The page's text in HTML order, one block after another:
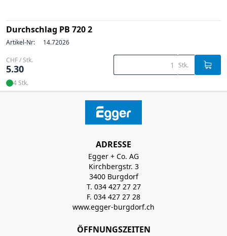
Durchschlag PB 720 2
Artikel-Nr: 14.72026
CHF / Stk.
5.30 Stk.
4 Stk.
ADRESSE
Egger + Co. AG
Kirchbergstr. 3
3400 Burgdorf
T. 034 427 27 27
F. 034 427 27 28
www.egger-burgdorf.ch
ÖFFNUNGSZEITEN